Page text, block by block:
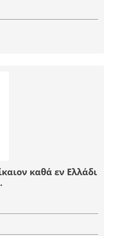
καθά εν Ελλάδι